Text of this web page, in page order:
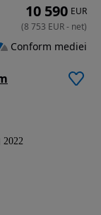
2022
10 590 EUR
(8 753 EUR- net)
Conform mediei